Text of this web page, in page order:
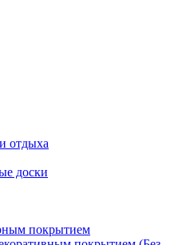
отдыха
доски
покрытием